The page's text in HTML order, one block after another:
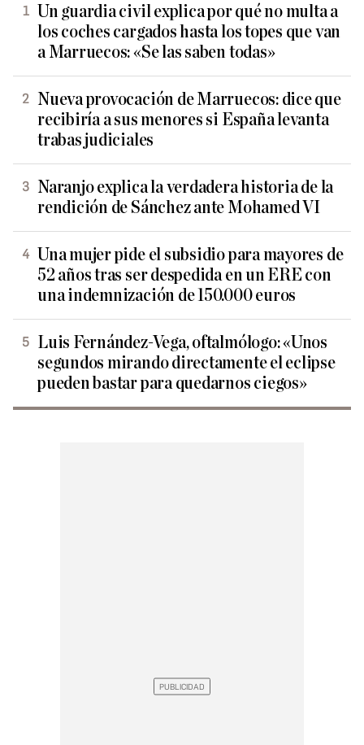
Un guardia civil explica por qué no multa a
los coches cargados hasta los topes que van
a Marruecos: «Se las saben todas»
Nueva provocación de Marruecos: dice que
recibiría a sus menores si España levanta
trabas judiciales
Naranjo explica la verdadera historia de la
rendición de Sánchez ante Mohamed VI
Una mujer pide el subsidio para mayores de
52 años tras ser despedida en un ERE con
una indemnización de 150.000 euros
Luis Fernández-Vega, oftalmólogo: «Unos
segundos mirando directamente el eclipse
pueden bastar para quedarnos ciegos»